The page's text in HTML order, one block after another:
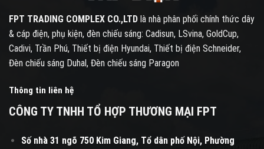
FPT TRADING COMPLEX CO.,LTD là nhà phân phối chính thức dây
& cáp điện, phụ kiện, đèn chiếu sáng: Cadisun, LSvina, GoldCup,
Cadivi, Trần Phú, Thiết bị điện Hyundai, Thiết bị điện Schneider,
Đèn chiếu sáng Duhal, Đèn chiếu sáng Paragon
Thông tin liên hệ
CÔNG TY TNHH TỔ HỢP THƯƠNG MẠI FPT
Số nhà 31 ngõ 750 Kim Giang, Tổ dân phố Nội, Phường